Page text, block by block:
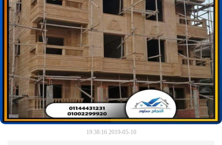
2019-05-10 19:38:16